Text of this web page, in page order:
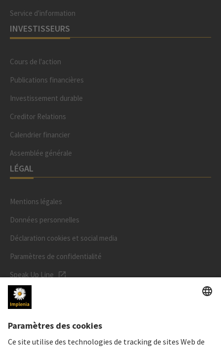
Service d'information
INVESTISSEURS
Cours de l'action
Publications financières
Investissement durable
Creditor Relations
Calendrier financier
Assemblée générale
LÉGAL
Mentions légales
Données personnelles
Déclaration cookies et social media
Paramètres de confidentialité
Speak Up Line
PRIX DE L'ACTION
ISIN: CH0023868554
62,30 CHF